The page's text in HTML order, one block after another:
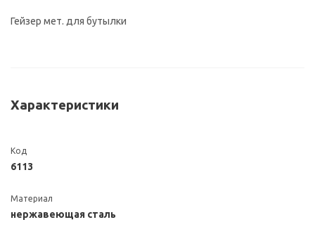
Гейзер мет. для бутылки
Характеристики
Код
6113
Материал
нержавеющая сталь